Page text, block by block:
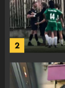
2